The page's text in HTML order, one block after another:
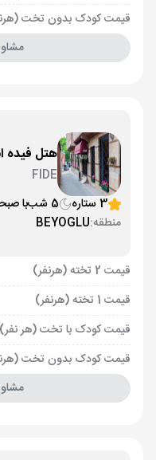
قیمت کودک بدون تخت
هتل فیده
FIDE
3 ستاره
5 شب با
منطقه:BEYOGLU
قیمت 2 تخته (هرنفر)
قیمت 1 تخته (هرنفر)
قیمت کودک با تخت (هر نفر)
قیمت کودک بدون تخت